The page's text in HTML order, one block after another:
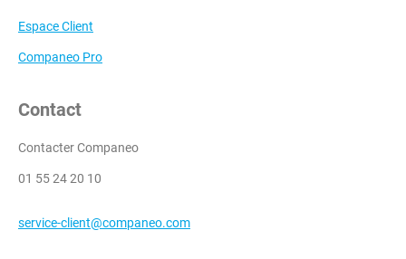
Espace Client
Companeo Pro
Contact
Contacter Companeo
01 55 24 20 10
service-client@companeo.com